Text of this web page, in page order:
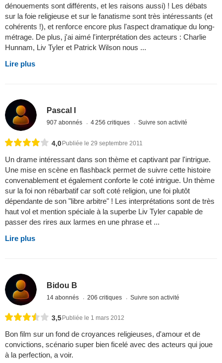
dénouements sont différents, et les raisons aussi) ! Les débats
sur la foie religieuse et sur le fanatisme sont très intéressants (et
cohérents !), et renforce encore plus l'aspect dramatique du long-
métrage. De plus, j'ai aimé l'interprétation des acteurs : Charlie
Hunnam, Liv Tyler et Patrick Wilson nous ...
Lire plus
Pascal I
907 abonnés 4 256 critiques Suivre son activité
4,0 Publiée le 29 septembre 2011
Un drame intéressant dans son thème et captivant par l'intrigue.
Une mise en scène en flashback permet de suivre cette histoire
convenablement et également conforte le coté intrigue. Un thème
sur la foi non rébarbatif car soft coté religion, une foi plutôt
dépendante de son "libre arbitre" ! Les interprétations sont de très
haut vol et mention spéciale à la superbe Liv Tyler capable de
passer des rires aux larmes en une phrase et ...
Lire plus
Bidou B
14 abonnés 206 critiques Suivre son activité
3,5 Publiée le 1 mars 2012
Bon film sur un fond de croyances religieuses, d'amour et de
convictions, scénario super bien ficelé avec des acteurs qui joue
à la perfection, a voir.